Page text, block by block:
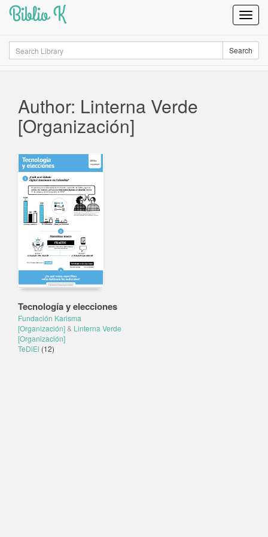
Biblio K
Search Search
Author: Linterna Verde
[Organización]
Tecnología y elecciones
Fundación Karisma
[Organización]& Linterna Verde
[Organización]
TeDiEl (12)